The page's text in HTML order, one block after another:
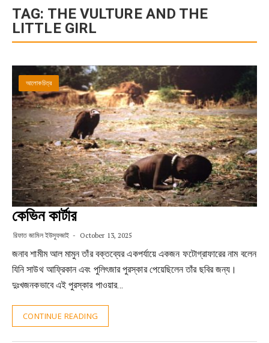
content
TAG: THE VULTURE AND THE
LITTLE GIRL
আলোকচিত্র
কেভিন কার্টার
রিফাত জামিল ইউসুফজাই October 13, 2025
জনাব শামীম আল মামুন তাঁর বক্তব্যের একপর্যায়ে একজন ফটোগ্রাফারের নাম বলেন
যিনি সাউথ আফ্রিকান এবং পুলিৎজার পুরস্কার পেয়েছিলেন তাঁর ছবির জন্য।
দুঃখজনকভাবে এই পুরস্কার পাওয়ার…
CONTINUE READING